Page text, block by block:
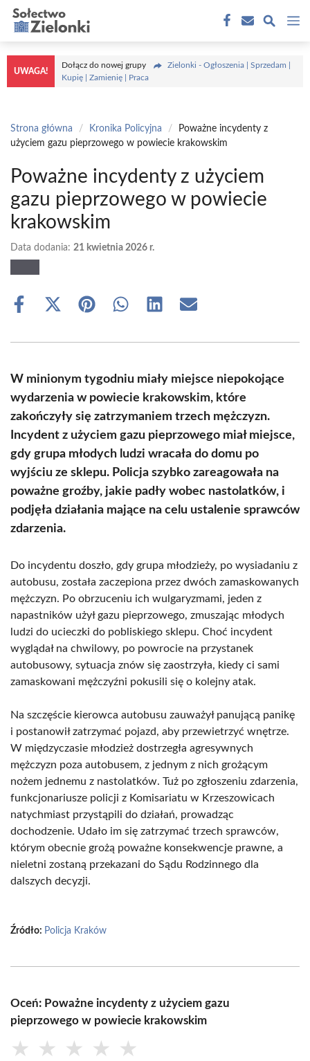
Przejdź
treści
UWAGA!
Dołącz do nowej grupy
Zielonki - Ogłoszenia | Sprzedam |
Kupię | Zamienię | Praca
Strona główna / Kronika Policyjna /
Poważne incydenty z
użyciem gazu pieprzowego w powiecie krakowskim
Poważne incydenty z użyciem
gazu pieprzowego w powiecie
krakowskim
Data dodania: 21 kwietnia 2026 r.
Share
Share
(Twitter)
Share Share Share Share
W minionym tygodniu miały miejsce niepokojące
wydarzenia w powiecie krakowskim, które
zakończyły się zatrzymaniem trzech mężczyzn.
Incydent z użyciem gazu pieprzowego miał miejsce,
gdy grupa młodych ludzi wracała do domu po
wyjściu ze sklepu. Policja szybko zareagowała na
poważne groźby, jakie padły wobec nastolatków, i
podjęła działania mające na celu ustalenie sprawców
zdarzenia.
Do incydentu doszło, gdy grupa młodzieży, po wysiadaniu z
autobusu, została zaczepiona przez dwóch zamaskowanych
mężczyzn. Po obrzuceniu ich wulgaryzmami, jeden z
napastników użył gazu pieprzowego, zmuszając młodych
ludzi do ucieczki do pobliskiego sklepu. Choć incydent
wyglądał na chwilowy, po powrocie na przystanek
autobusowy, sytuacja znów się zaostrzyła, kiedy ci sami
zamaskowani mężczyźni pokusili się o kolejny atak.
Na szczęście kierowca autobusu zauważył panującą panikę
i postanowił zatrzymać pojazd, aby przewietrzyć wnętrze.
W międzyczasie młodzież dostrzegła agresywnych
mężczyzn poza autobusem, z jednym z nich grożącym
nożem jednemu z nastolatków. Tuż po zgłoszeniu zdarzenia,
funkcjonariusze policji z Komisariatu w Krzeszowicach
natychmiast przystąpili do działań, prowadząc
dochodzenie. Udało im się zatrzymać trzech sprawców,
którym obecnie grożą poważne konsekwencje prawne, a
nieletni zostaną przekazani do Sądu Rodzinnego dla
dalszych decyzji.
Źródło: Policja Kraków
Oceń: Poważne incydenty z użyciem gazu
pieprzowego w powiecie krakowskim
★ ★ ★ ★ ★